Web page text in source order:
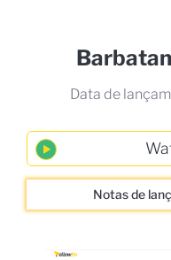
Data de
Notas de